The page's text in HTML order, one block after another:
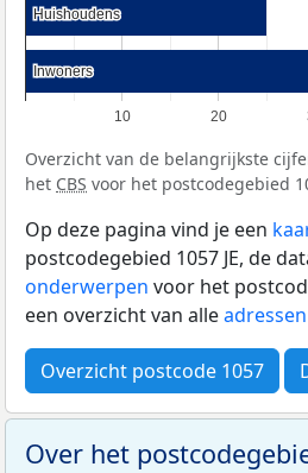
10 20
Huishoudens
Huishoudens
Inwoners
Inwoners
Overzicht van de belangrijkste
het CBS voor het postcodegebied
Op deze pagina vind je een
postcodegebied 1057 JE, de
onderwerpen voor het
een overzicht van alleadressen
Overzicht postcode 1057
Over het